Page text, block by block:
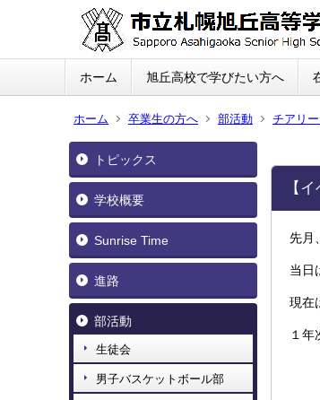
ホーム 旭丘高校で学びたい方へ
ホーム 卒業生の方へ 部活動 チアリ
トピックス
学校概要
Sunrise Time
進路
部活動
生徒会
男子バスケットボール部
【
先月、
当日
現在
１年